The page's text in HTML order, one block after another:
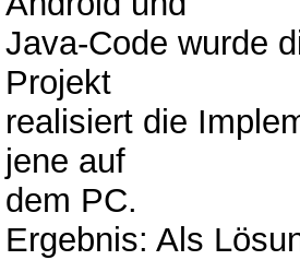
Java-Code wurde
Projekt
realisiert die
jene auf
dem PC.
Ergebnis: Als